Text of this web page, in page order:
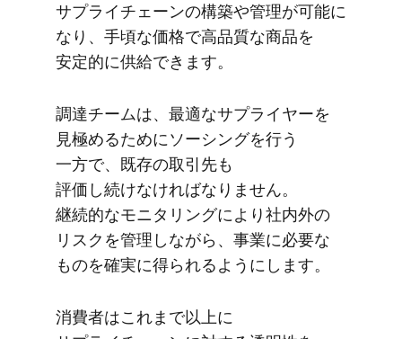
サプライチェーンの​構築や​管理が​可能に​
なり、​手頃な​価格で​高品質な​商品を​
安定的に​供給できます。
調達チームは、​最適な​サプライヤーを​
見極める​ために​ソーシングを​行う​
一方で、​既存の​取引先も​
評価し続けなければなりません。​
継続的な​モニタリングに​より​社内外の​
リスクを​管理しながら、​事業に​必要な​
ものを​確実に​得られるようにします。
消費者は​これまで​以上に​